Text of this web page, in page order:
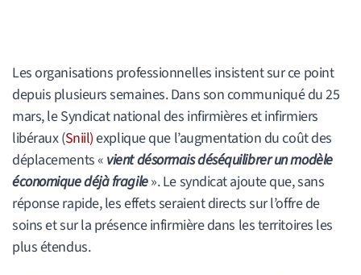
Les organisations professionnelles insistent sur ce point
depuis plusieurs semaines. Dans son communiqué du 25
mars, le Syndicat national des infirmières et infirmiers
libéraux (Sniil)explique que l’augmentation du coût des
déplacements « vient désormais déséquilibrer un modèle
économique déjà fragile». Le syndicat ajoute que, sans
réponse rapide, les effets seraient directs sur l’offre de
soins et sur la présence infirmière dans les territoires les
plus étendus.